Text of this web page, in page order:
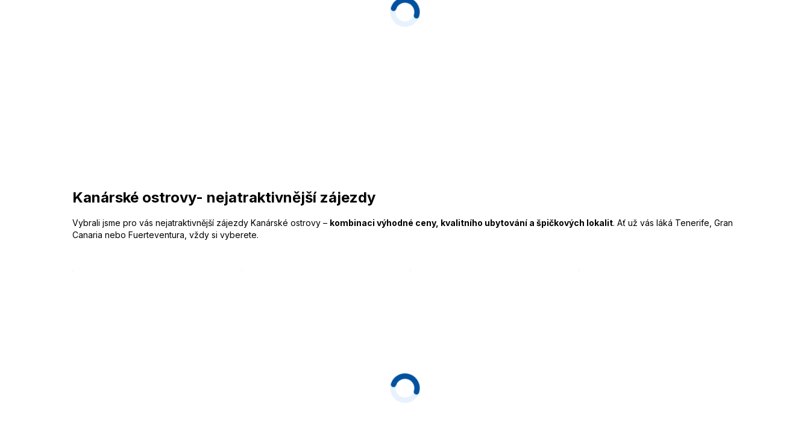
Kanárské ostrovy- nejatraktivnější zájezdy
Vybrali jsme pro vás nejatraktivnější zájezdy Kanárské ostrovy – kombinaci výhodné ceny, kvalitního ubytování a špičkových lokalit. Ať už vás láká Tenerife, Gran
Canaria nebo Fuerteventura, vždy si vyberete.